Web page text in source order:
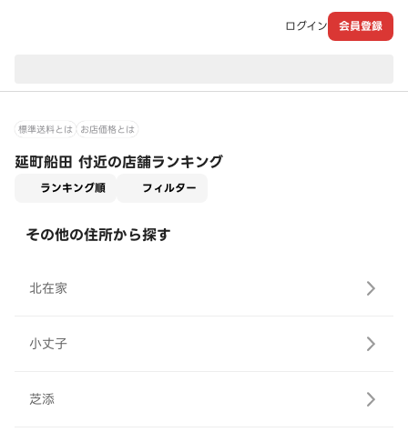
ログイン 会員登録
標準送料とは お店価格とは
延町船田 付近の店舗ランキング
ランキング順 フィルター
その他の住所から探す
北在家
小丈子
芝添